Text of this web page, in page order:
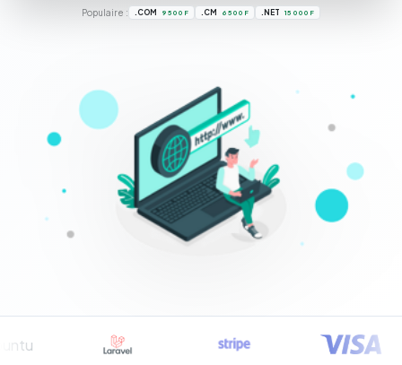
Populaire : .COM 9 500 F .CM 6 500 F .NET 15 000 F